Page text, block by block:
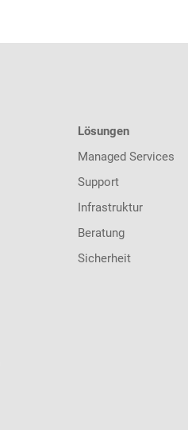
Lösungen
Managed Services
Support
Infrastruktur
Beratung
Sicherheit